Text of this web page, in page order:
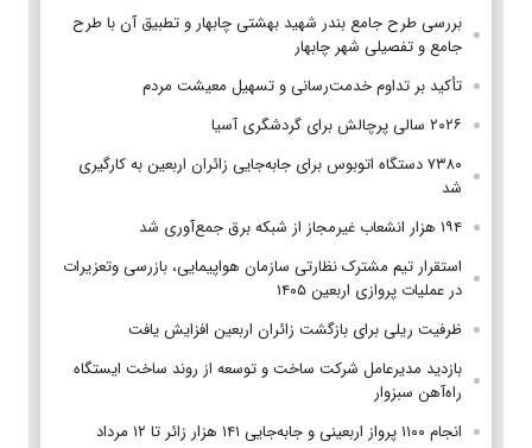
بررسی طرح جامع بندر شهید بهشتی چابهار و تطبیق آن با طرح
جامع و تفصیلی شهر چابهار
تأکید بر تداوم خدمت‌رسانی و تسهیل معیشت مردم
۲۰۲۶ سالی پرچالش برای گردشگری آسیا
۷۳۸۰ دستگاه اتوبوس برای جابه‌جایی زائران اربعین به‌ کارگیری
شد
۱۹۴ هزار انشعاب غیرمجاز از شبکه برق جمع‌آوری شد
استقرار تیم مشترک نظارتی سازمان هواپیمایی، بازرسی وتعزیرات
در عملیات پروازی اربعین ۱۴۰۵
ظرفیت ریلی برای بازگشت زائران اربعین افزایش یافت
بازدید مدیرعامل شرکت ساخت و توسعه از روند ساخت ایستگاه
راه‌آهن سبزوار
انجام ۱۱۰۰ پرواز اربعینی و جابه‌جایی ۱۴۱ هزار زائر تا ۱۲ مرداد